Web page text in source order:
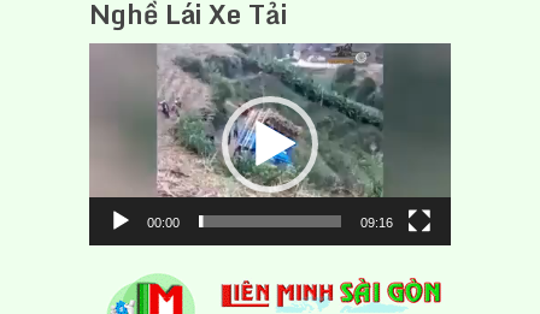
Nghề Lái Xe Tải
00:00 09:16